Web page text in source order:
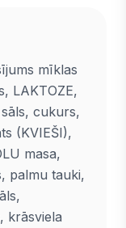
mīklas
LAKTOZE,
cukurs,
(KVIEŠI),
masa,
palmu tauki,
krāsviela